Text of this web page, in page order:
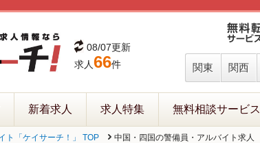
08/07更新
求人66件 関東 関西
新着求人 求人特集 無料相談サービス
ト「ケイサーチ！」 TOP 中国・四国の警備員・アルバイト求人